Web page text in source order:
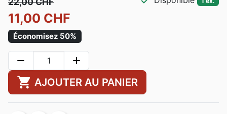
11,00 CHF
Économisez 50%
remove add
shopping_cart AJOUTER AU PANIER